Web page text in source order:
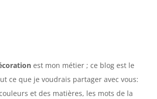
est mon métier ; ce blog est le
ce que je voudrais partager avec vous:
et des matières, les mots de la